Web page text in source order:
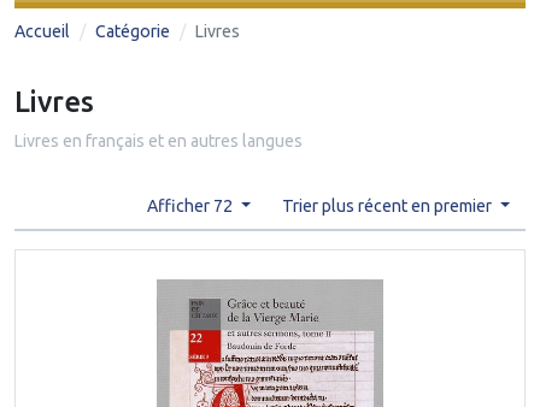
Accueil Catégorie Livres
Livres
Livres en français et en autres langues
Afficher 72 Trier plus récent en premier